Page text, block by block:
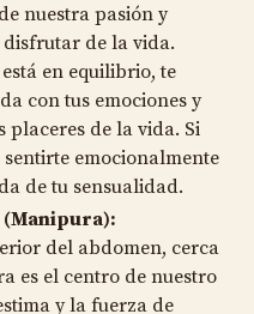
nuestra pasión y
de la vida.
en equilibrio, te
con tus emociones y
placeres de la vida. Si
emocionalmente
de tu sensualidad.
(Manipura):
del abdomen, cerca
es el centro de nuestro
y la fuerza de